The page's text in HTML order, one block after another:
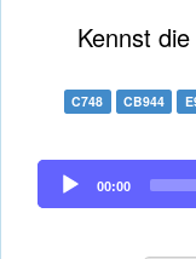
Kennst
C748 CB944
Audio
Player
00:00